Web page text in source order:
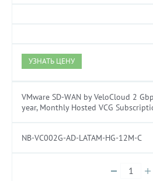
УЗНАТЬ ЦЕНУ
VMware SD-WAN by VeloCloud 2
year, Monthly Hosted VCG
NB-VC002G-AD-LATAM-HG-12M-C